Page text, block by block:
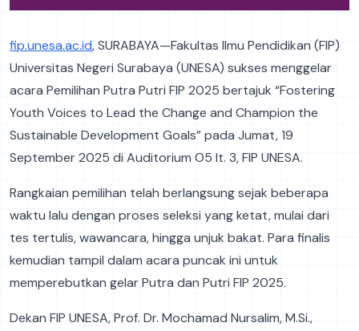
fip.unesa.ac.id, SURABAYA—Fakultas Ilmu Pendidikan (FIP)
Universitas Negeri Surabaya (UNESA) sukses menggelar
acara Pemilihan Putra Putri FIP 2025 bertajuk “Fostering
Youth Voices to Lead the Change and Champion the
Sustainable Development Goals” pada Jumat, 19
September 2025 di Auditorium O5 lt. 3, FIP UNESA.
Rangkaian pemilihan telah berlangsung sejak beberapa
waktu lalu dengan proses seleksi yang ketat, mulai dari
tes tertulis, wawancara, hingga unjuk bakat. Para finalis
kemudian tampil dalam acara puncak ini untuk
memperebutkan gelar Putra dan Putri FIP 2025.
Dekan FIP UNESA, Prof. Dr. Mochamad Nursalim, M.Si.,